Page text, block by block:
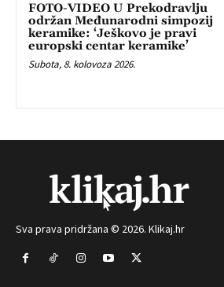
FOTO-VIDEO U Prekodravlju
održan Međunarodni simpozij
keramike: ‘Ješkovo je pravi
europski centar keramike’
Subota, 8. kolovoza 2026.
Sva prava pridržana © 2026. Klikaj.hr